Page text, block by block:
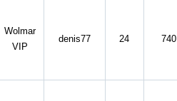
Wolmar
VIP
denis77 24 740